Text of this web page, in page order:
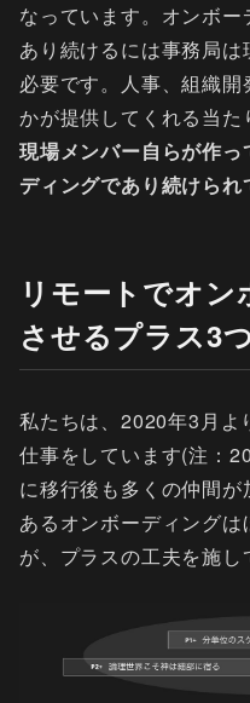
なっています。オンボ
あり続けるには事務局
必要です。人事、組織
かが提供してくれる当た
現場メンバー自らが作
ディングであり続けられ
リモートでオ
させるプラス3
私たちは、2020年3月よ
仕事をしています(注：
に移行後も多くの仲間
あるオンボーディング
が、プラスの工夫を施し